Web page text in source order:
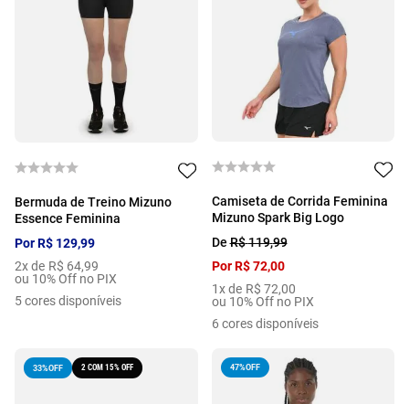
Bermuda de Treino Mizuno
Essence Feminina
PorR$ 129,99
2x de R$ 64,99
ou 10% Off no PIX
5cores disponíveis
Camiseta de Corrida Feminina
Mizuno Spark Big Logo
DeR$119,99
PorR$ 72,00
1x de R$ 72,00
ou 10% Off no PIX
6 cores disponíveis
33%OFF 2 COM 15% OFF 47%OFF